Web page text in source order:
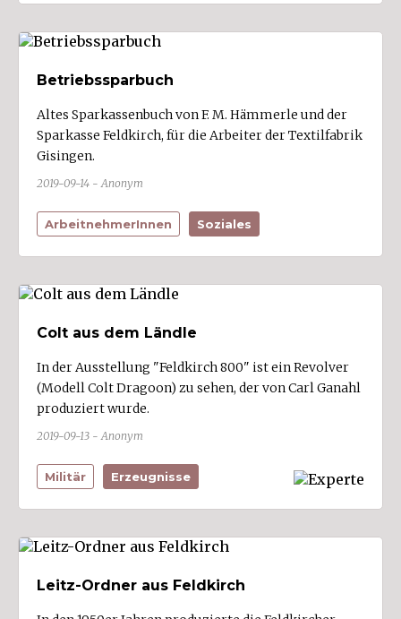
Betriebssparbuch
Altes Sparkassenbuch von F. M. Hämmerle und der
Sparkasse Feldkirch, für die Arbeiter der Textilfabrik
Gisingen.
2019-09-14 - Anonym
ArbeitnehmerInnen Soziales
Colt aus dem Ländle
In der Ausstellung "Feldkirch 800" ist ein Revolver
(Modell Colt Dragoon) zu sehen, der von Carl Ganahl
produziert wurde.
2019-09-13 - Anonym
Militär Erzeugnisse
Leitz-Ordner aus Feldkirch